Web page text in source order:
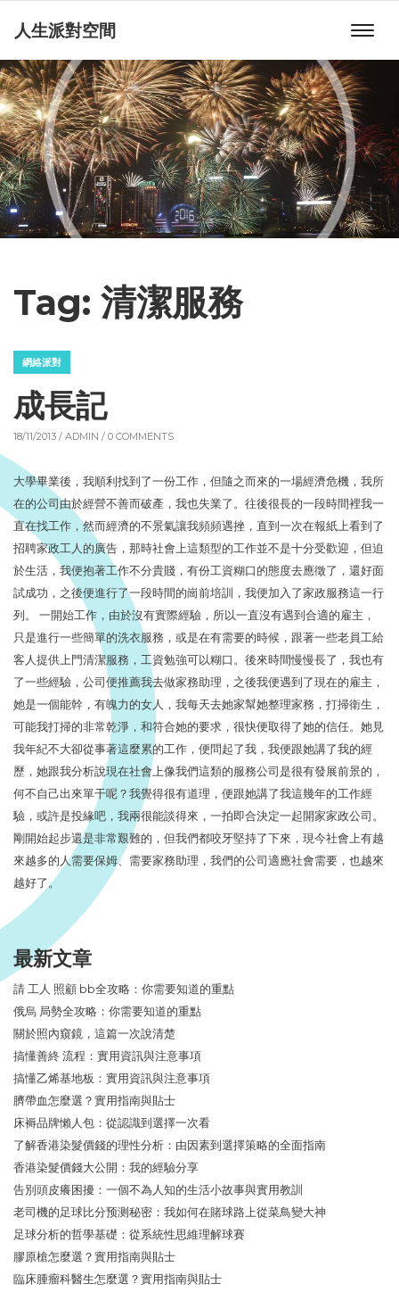
人生派對空間
Tag: 清潔服務
網絡派對
成長記
18/11/2013 / ADMIN / 0 COMMENTS
大學畢業後，我順利找到了一份工作，但隨之而來的一場經濟危機，我所
在的公司由於經營不善而破產，我也失業了。往後很長的一段時間裡我一
直在找工作，然而經濟的不景氣讓我頻頻遇挫，直到一次在報紙上看到了
招聘家政工人的廣告，那時社會上這類型的工作並不是十分受歡迎，但迫
於生活，我便抱著工作不分貴賤，有份工資糊口的態度去應徵了，還好面
試成功，之後便進行了一段時間的崗前培訓，我便加入了家政服務這一行
列。 一開始工作，由於沒有實際經驗，所以一直沒有遇到合適的雇主，
只是進行一些簡單的洗衣服務，或是在有需要的時候，跟著一些老員工給
客人提供上門清潔服務，工資勉強可以糊口。後來時間慢慢長了，我也有
了一些經驗，公司便推薦我去做家務助理，之後我便遇到了現在的雇主，
她是一個能幹，有魄力的女人，我每天去她家幫她整理家務，打掃衛生，
可能我打掃的非常乾淨，和符合她的要求，很快便取得了她的信任。她見
我年紀不大卻從事著這麼累的工作，便問起了我，我便跟她講了我的經
歷，她跟我分析說現在社會上像我們這類的服務公司是很有發展前景的，
何不自己出來單干呢？我覺得很有道理，便跟她講了我這幾年的工作經
驗，或許是投緣吧，我兩很能談得來，一拍即合決定一起開家家政公司。
剛開始起步還是非常艱難的，但我們都咬牙堅持了下來，現今社會上有越
來越多的人需要保姆、需要家務助理，我們的公司適應社會需要，也越來
越好了。
最新文章
請 工人 照顧 bb全攻略：你需要知道的重點
俄烏 局勢全攻略：你需要知道的重點
關於照內窺鏡，這篇一次說清楚
搞懂善終 流程：實用資訊與注意事項
搞懂乙烯基地板：實用資訊與注意事項
臍帶血怎麼選？實用指南與貼士
床褥品牌懶人包：從認識到選擇一次看
了解香港染髮價錢的理性分析：由因素到選擇策略的全面指南
香港染髮價錢大公開：我的經驗分享
告別頭皮癢困擾：一個不為人知的生活小故事與實用教訓
老司機的足球比分预测秘密：我如何在賭球路上從菜鳥變大神
足球分析的哲學基礎：從系統性思維理解球賽
膠原槍怎麼選？實用指南與貼士
臨床腫瘤科醫生怎麼選？實用指南與貼士